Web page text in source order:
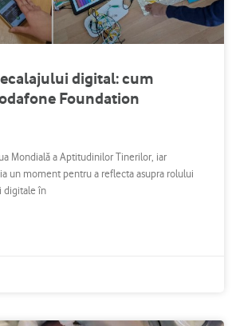
digital: cum
Foundation
Mondială a Aptitudinilor Tinerilor, iar
un moment pentru a reflecta asupra rolului
digitale în